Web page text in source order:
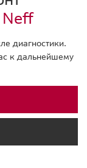
Neff
диагностики.
к дальнейшему